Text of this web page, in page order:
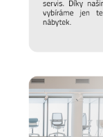
Italská firma
elegantní
jejich stylové
budou díky
řádku let.
udržitelnost i
certifikátů.